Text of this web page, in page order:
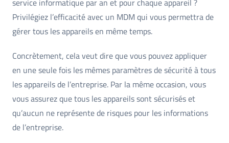
service informatique par an et pour chaque appareil ?
Privilégiez l’efficacité avec un MDM qui vous permettra de
gérer tous les appareils en même temps.
Concrètement, cela veut dire que vous pouvez appliquer
en une seule fois les mêmes paramètres de sécurité à tous
les appareils de l’entreprise. Par la même occasion, vous
vous assurez que tous les appareils sont sécurisés et
qu’aucun ne représente de risques pour les informations
de l’entreprise.